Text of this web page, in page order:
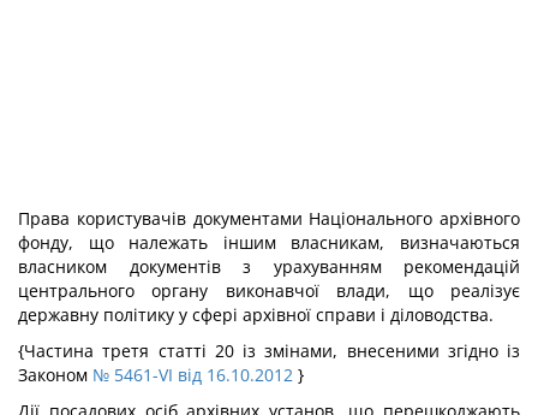
Права користувачів документами Національного архівного
фонду, що належать іншим власникам, визначаються
власником документів з урахуванням рекомендацій
центрального органу виконавчої влади, що реалізує
державну політику у сфері архівної справи і діловодства.
{Частина третя статті 20 із змінами, внесеними згідно із
Законом № 5461-VI від 16.10.2012 }